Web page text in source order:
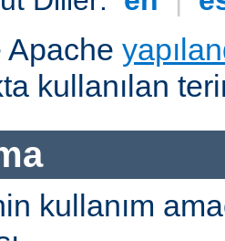
Apache
kullanılan
kullanım